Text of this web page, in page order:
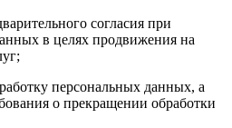
согласия при
в целях продвижения на
персональных данных, а
о прекращении обработки